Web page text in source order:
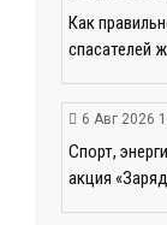
Как
спасателей
6 Авг 2026
Спорт,
акция